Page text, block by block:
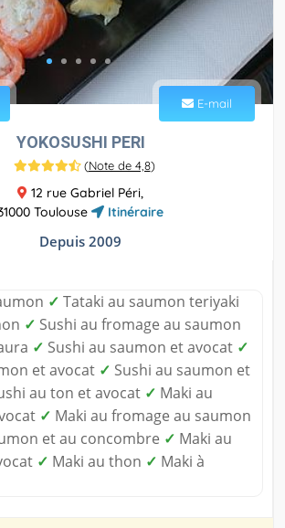
E-mail
YOKOSUSHI PERI
(Note de 4,8)
12 rue Gabriel Péri,
Toulouse
Itinéraire
Depuis 2009
✓ Tataki au saumon teriyaki
✓ Sushi au fromage au saumon
✓ Sushi au saumon et avocat ✓
et avocat ✓ Sushi au saumon et
au ton et avocat ✓ Maki au
✓ Maki au fromage au saumon
et au concombre ✓ Maki au
✓ Maki au thon ✓ Maki à